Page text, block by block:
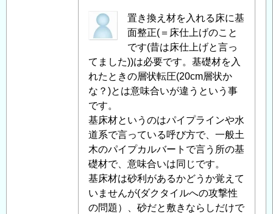
匿
名
稿
者
に
よ
る
「Re:
基
面
整
正
の
置き換え材を入れる床に基
面整正(＝床仕上げのこと
です(昔は床仕上げと言っ
てました))は必要です。基礎材を入
れたときの層状転圧(20cm層状か
な？)とは意味合いが違うという事
です。
基床材というのはパイプラインや水
道系で言っている呼び方で、一般土
木のパイプカルバートで言う所の基
礎材で、意味合いは同じです。
基床材は砂利があるかどうか覚えて
いませんが(ダクタイルへの攻撃性
の問題）、砂だと敷きならしだけで